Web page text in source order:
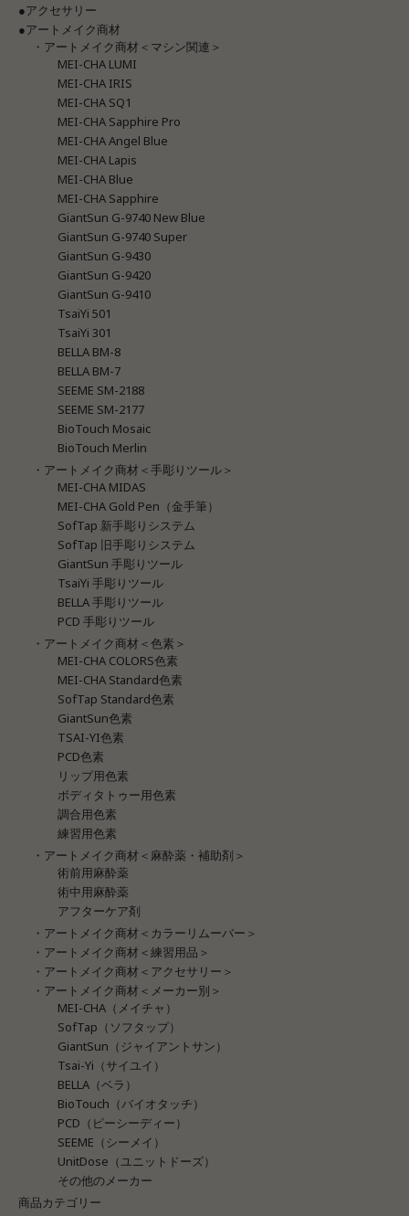
●アクセサリー
●アートメイク商材
・アートメイク商材＜マシン関連＞
MEI-CHA LUMI
MEI-CHA IRIS
MEI-CHA SQ1
MEI-CHA Sapphire Pro
MEI-CHA Angel Blue
MEI-CHA Lapis
MEI-CHA Blue
MEI-CHA Sapphire
GiantSun G-9740 New Blue
GiantSun G-9740 Super
GiantSun G-9430
GiantSun G-9420
GiantSun G-9410
TsaiYi 501
TsaiYi 301
BELLA BM-8
BELLA BM-7
SEEME SM-2188
SEEME SM-2177
BioTouch Mosaic
BioTouch Merlin
・アートメイク商材＜手彫りツール＞
MEI-CHA MIDAS
MEI-CHA Gold Pen（金手筆）
SofTap 新手彫りシステム
SofTap 旧手彫りシステム
GiantSun 手彫りツール
TsaiYi 手彫りツール
BELLA 手彫りツール
PCD 手彫りツール
・アートメイク商材＜色素＞
MEI-CHA COLORS色素
MEI-CHA Standard色素
SofTap Standard色素
GiantSun色素
TSAI-YI色素
PCD色素
リップ用色素
ボディタトゥー用色素
調合用色素
練習用色素
・アートメイク商材＜麻酔薬・補助剤＞
術前用麻酔薬
術中用麻酔薬
アフターケア剤
・アートメイク商材＜カラーリムーバー＞
・アートメイク商材＜練習用品＞
・アートメイク商材＜アクセサリー＞
・アートメイク商材＜メーカー別＞
MEI-CHA（メイチャ）
SofTap（ソフタップ）
GiantSun（ジャイアントサン）
Tsai-Yi（サイユイ）
BELLA（ベラ）
BioTouch（バイオタッチ）
PCD（ピーシーディー）
SEEME（シーメイ）
UnitDose（ユニットドーズ）
その他のメーカー
商品カテゴリー